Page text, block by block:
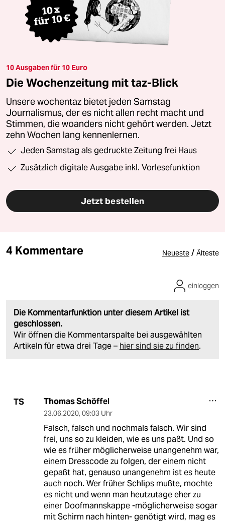
10 Ausgaben für 10 Euro
Die Wochenzeitung mit taz-Blick
Unsere wochentaz bietet jeden Samstag
Journalismus, der es nicht allen recht macht und
Stimmen, die woanders nicht gehört werden. Jetzt
zehn Wochen lang kennenlernen.
Jeden Samstag als gedruckte Zeitung frei Haus
Zusätzlich digitale Ausgabe inkl. Vorlesefunktion
Jetzt bestellen
4 Kommentare Neueste / Älteste
Die Kommentarfunktion unter diesem Artikel ist
geschlossen.
Wir öffnen die Kommentarspalte bei ausgewählten
Artikeln für etwa drei Tage – hier sind sie zu finden.
einloggen
TS Thomas Schöffel
23.06.2020, 09:03 Uhr
Falsch, falsch und nochmals falsch. Wir sind
frei, uns so zu kleiden, wie es uns paßt. Und so
wie es früher möglicherweise unangenehm war,
einem Dresscode zu folgen, der einem nicht
gepaßt hat, genauso unangenehm ist es heute
auch noch. Wer früher Schlips mußte, mochte
es nicht und wenn man heutzutage eher zu
einer Doofmannskappe -möglicherweise sogar
mit Schirm nach hinten- genötigt wird, mag es